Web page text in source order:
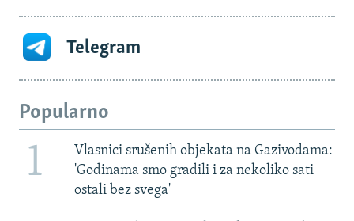
Telegram
Popularno
1
Vlasnici srušenih objekata na Gazivodama:
'Godinama smo gradili i za nekoliko sati
ostali bez svega'